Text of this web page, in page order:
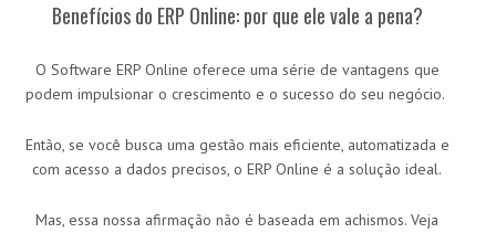
Benefícios do ERP Online: por que ele vale a pena?
O Software ERP Online oferece uma série de vantagens que
podem impulsionar o crescimento e o sucesso do seu negócio.
Então, se você busca uma gestão mais eficiente, automatizada e
com acesso a dados precisos, o ERP Online é a solução ideal.
Mas, essa nossa afirmação não é baseada em achismos. Veja